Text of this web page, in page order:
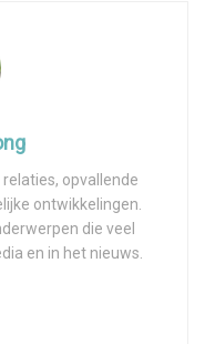
opvallende
ontwikkelingen.
die veel
en in het nieuws.